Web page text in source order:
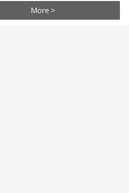
More >